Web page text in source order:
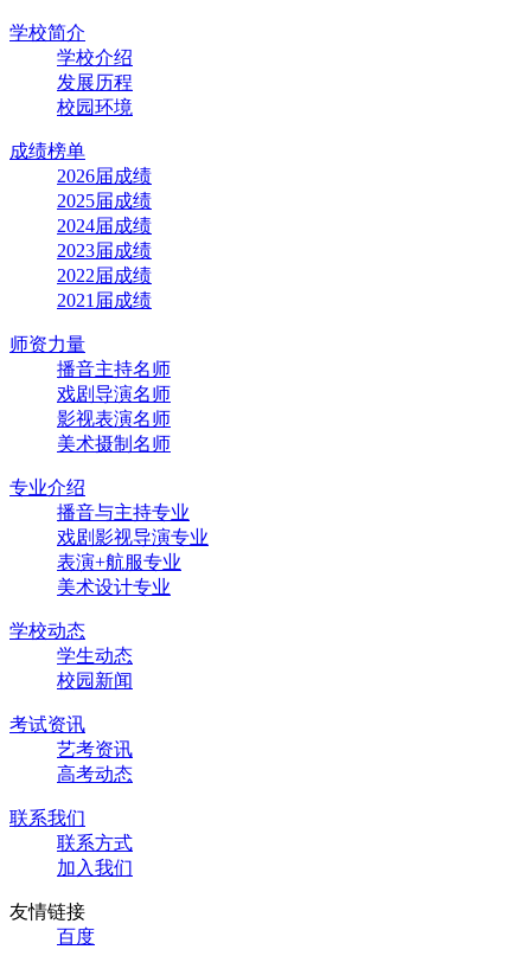
学校简介
学校介绍
发展历程
校园环境
成绩榜单
2026届成绩
2025届成绩
2024届成绩
2023届成绩
2022届成绩
2021届成绩
师资力量
播音主持名师
戏剧导演名师
影视表演名师
美术摄制名师
专业介绍
播音与主持专业
戏剧影视导演专业
表演+航服专业
美术设计专业
学校动态
学生动态
校园新闻
考试资讯
艺考资讯
高考动态
联系我们
联系方式
加入我们
友情链接
百度